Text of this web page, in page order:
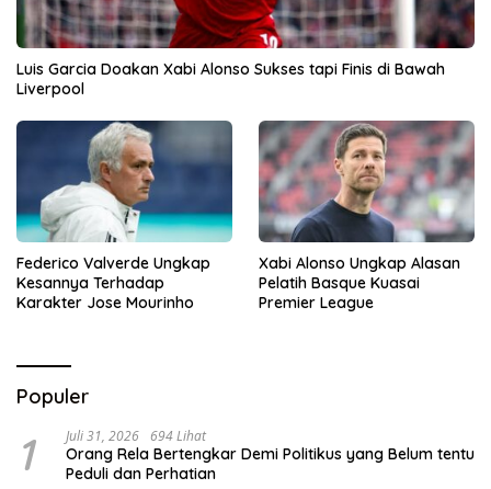
Luis Garcia Doakan Xabi Alonso Sukses tapi Finis di Bawah
Liverpool
Federico Valverde Ungkap
Kesannya Terhadap
Karakter Jose Mourinho
Xabi Alonso Ungkap Alasan
Pelatih Basque Kuasai
Premier League
Populer
1 Juli 31, 2026 694 Lihat
Orang Rela Bertengkar Demi Politikus yang Belum tentu
Peduli dan Perhatian